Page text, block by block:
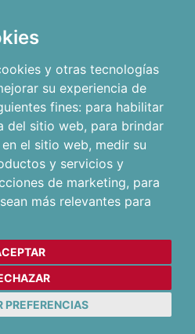
y otras tecnologías
su experiencia de
fines: para habilitar
del sitio web, para brindar
el sitio web, medir su
y servicios y
de marketing, para
más relevantes para
PREFERENCIAS